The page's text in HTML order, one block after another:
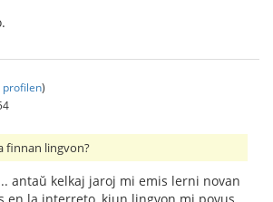
profilen)
finnan lingvon?
antaŭ kelkaj jaroj mi emis lerni novan